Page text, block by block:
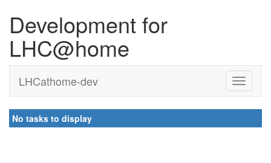
Development for
LHC@home
LHCathome-dev
No tasks to display